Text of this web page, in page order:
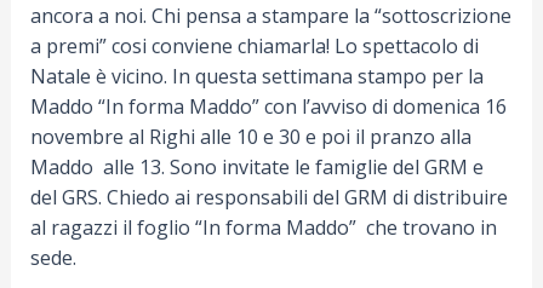
ancora a noi. Chi pensa a stampare la “sottoscrizione
a premi” cosi conviene chiamarla! Lo spettacolo di
Natale è vicino. In questa settimana stampo per la
Maddo “In forma Maddo” con l’avviso di domenica 16
novembre al Righi alle 10 e 30 e poi il pranzo alla
Maddo alle 13. Sono invitate le famiglie del GRM e
del GRS. Chiedo ai responsabili del GRM di distribuire
al ragazzi il foglio “In forma Maddo” che trovano in
sede.